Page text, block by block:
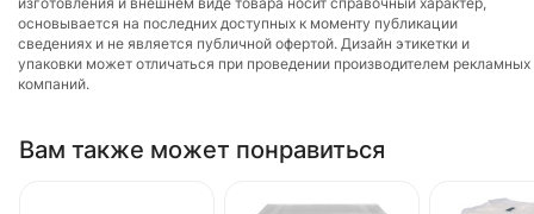
основывается на последних доступных к моменту публикации
сведениях и не является публичной офертой. Дизайн этикетки и
упаковки может отличаться при проведении производителем рекламных
компаний.
Вам также может понравиться